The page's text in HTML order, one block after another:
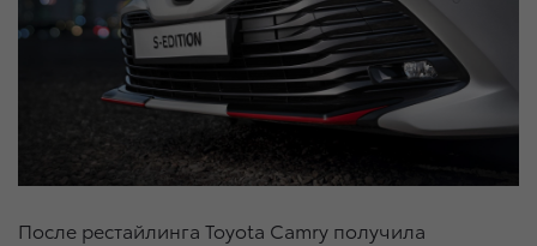
После рестайлинга Toyota Camry получила